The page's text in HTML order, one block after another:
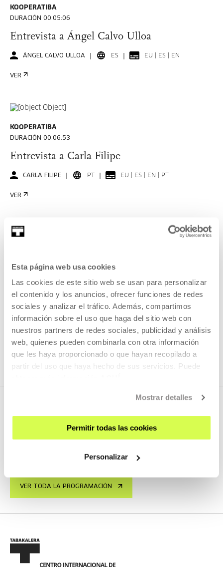
Esta página web usa cookies
Las cookies de este sitio web se usan para personalizar
el contenido y los anuncios, ofrecer funciones de redes
sociales y analizar el tráfico. Además, compartimos
información sobre el uso que haga del sitio web con
nuestros partners de redes sociales, publicidad y análisis
web, quienes pueden combinarla con otra información
que les haya proporcionado o que hayan recopilado a
partir del uso que haya hecho de sus servicios. Puede
Mostrar detalles
Permitir todas las cookies
Personalizar
KOOPERATIBA
DURACIÓN 00:05:06
Entrevista a Ángel Calvo Ulloa
ÁNGEL CALVO ULLOA ES EU | ES | EN
VER
KOOPERATIBA
DURACIÓN 00:06:53
Entrevista a Carla Filipe
CARLA FILIPE PT EU | ES | EN | PT
VER
TAXIO ARDANAZ ES EU | ES | EN
VER
VER TODO EL CONTENIDO
PRÓXIMOS DIRECTOS
No tenemos programados nuevos streamings
VER TODA LA PROGRAMACIÓN